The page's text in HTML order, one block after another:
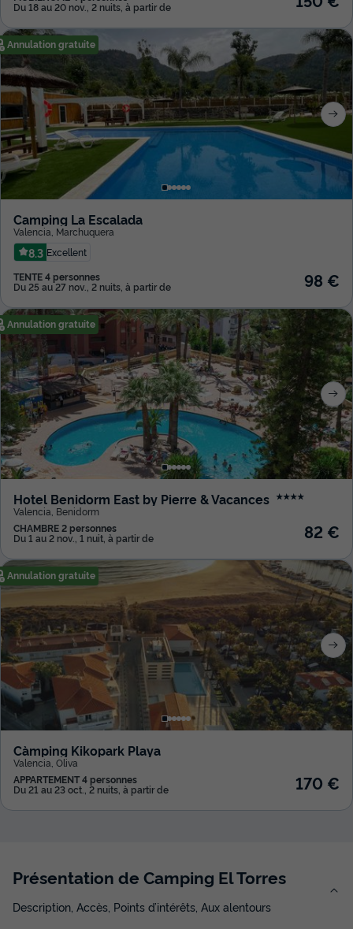
Du 18 au 20 nov., 2 nuits, à partir de
Annulation gratuite
Camping La Escalada
Valencia Marchuquera
8.3 Excellent
TENTE 4 personnes
Du 25 au 27 nov., 2 nuits, à partir de 98 €
Annulation gratuite
Hotel Benidorm East by Pierre & Vacances ★★★★
Valencia Benidorm
CHAMBRE 2 personnes
Du 1 au 2 nov., 1 nuit, à partir de 82 €
Annulation gratuite
Càmping Kikopark Playa
Valencia Oliva
APPARTEMENT 4 personnes
Du 21 au 23 oct., 2 nuits, à partir de 170 €
Présentation de Camping El Torres
Description, Accès, Points d’intérêts, Aux alentours